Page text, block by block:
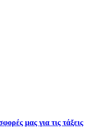
μας για τις τάξεις